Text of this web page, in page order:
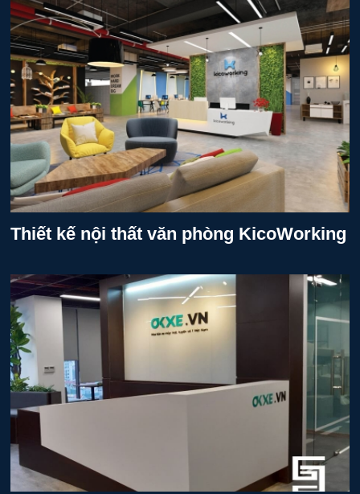
Thiết kế nội thất văn phòng KicoWorking